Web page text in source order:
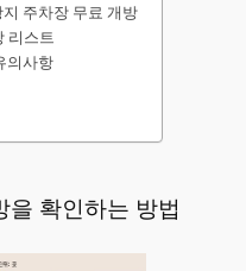
주차장 무료 개방
리스트
의사항
을 확인하는 방법